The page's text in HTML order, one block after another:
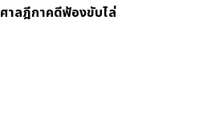
าลฎีกาคดีฟ้องขับไล่